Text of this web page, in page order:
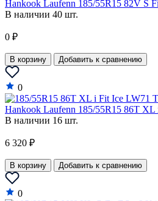
Lotus
Maserati
Mazda
McLaren
Mercury
Hankook Laufenn 185/55R15 82V S
В наличии 40 шт.
0 ₽
В корзину Добавить к сравнению
0
Hankook Laufenn 185/55R15 86T
В наличии 16 шт.
6 320 ₽
В корзину Добавить к сравнению
0